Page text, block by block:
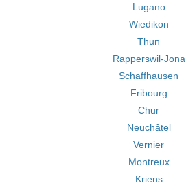
Lugano
Wiedikon
Thun
Rapperswil-Jona
Schaffhausen
Fribourg
Chur
Neuchâtel
Vernier
Montreux
Kriens